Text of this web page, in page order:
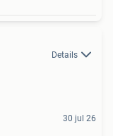
Details
30 jul 26